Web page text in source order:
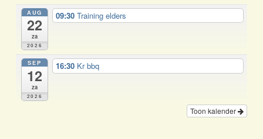
AUG
22
za
2026
09:30Training elders
SEP
12
za
2026
16:30 Kr bbq
Toon kalender